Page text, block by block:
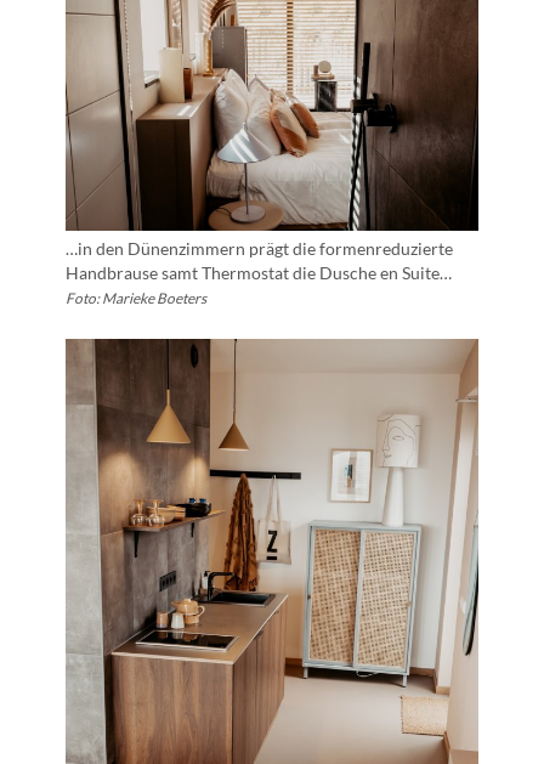
…in den Dünenzimmern prägt die formenreduzierte
Handbrause samt Thermostat die Dusche en Suite…
Foto: Marieke Boeters